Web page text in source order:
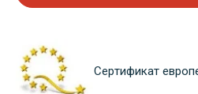
Сертификат